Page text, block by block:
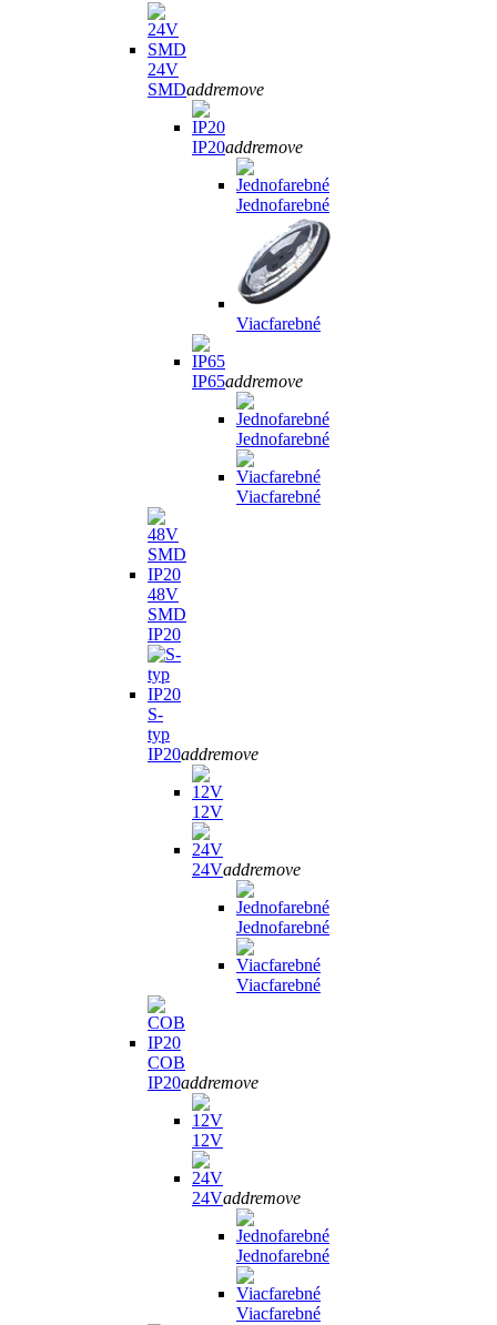
24V
SMDaddremove
IP20addremove
Jednofarebné
Viacfarebné
IP65addremove
Jednofarebné
Viacfarebné
48V
SMD
IP20
S-
typ
IP20addremove
12V
24Vaddremove
Jednofarebné
Viacfarebné
COB
IP20addremove
12V
24Vaddremove
Jednofarebné
Viacfarebné